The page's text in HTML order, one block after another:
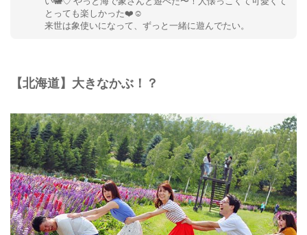
とっても楽しかった❤️☺️
来世は象使いになって、ずっと一緒に遊んでたい。
【北海道】大きなかぶ！？